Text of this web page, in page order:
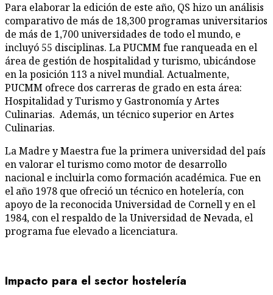
Para elaborar la edición de este año, QS hizo un análisis
comparativo de más de 18,300 programas universitarios
de más de 1,700 universidades de todo el mundo, e
incluyó 55 disciplinas. La PUCMM fue ranqueada en el
área de gestión de hospitalidad y turismo, ubicándose
en la posición 113 a nivel mundial. Actualmente,
PUCMM ofrece dos carreras de grado en esta área:
Hospitalidad y Turismo y Gastronomía y Artes
Culinarias. Además, un técnico superior en Artes
Culinarias.
La Madre y Maestra fue la primera universidad del país
en valorar el turismo como motor de desarrollo
nacional e incluirla como formación académica. Fue en
el año 1978 que ofreció un técnico en hotelería, con
apoyo de la reconocida Universidad de Cornell y en el
1984, con el respaldo de la Universidad de Nevada, el
programa fue elevado a licenciatura.
Impacto para el sector hostelería